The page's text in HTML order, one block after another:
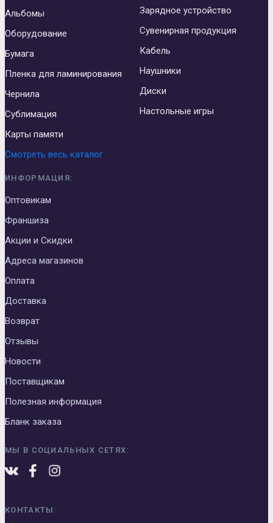
Альбомы
Оборудование
Бумага
Пленка для ламинирования
Чернила
Сублимация
Карты памяти
Зарядное устройство
Сувенирная продукция
Кабель
Наушники
Диски
Настольные игры
Смотреть весь каталог
ИНФОРМАЦИЯ:
Оптовикам
Франшиза
Акции и Скидки
Адреса магазинов
Оплата
Доставка
Возврат
Отзывы
Новости
Поставщикам
Полезная информация
Бланк заказа
МЫ В СОЦИАЛЬНЫХ СЕТЯХ:
КОНТАКТЫ: